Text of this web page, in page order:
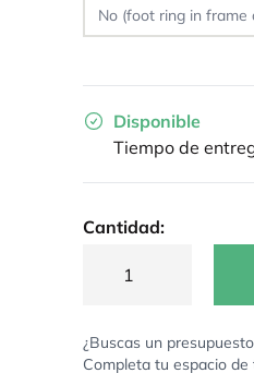
Disponible
Tiempo de
Cantidad:
¿Buscas un
Completa tu espacio de